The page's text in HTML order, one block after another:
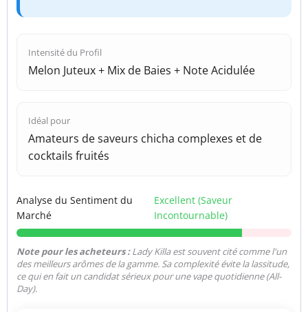
Intensité du Profil
Melon Juteux + Mix de Baies + Note Acidulée
Idéal pour
Amateurs de saveurs chicha complexes et de
cocktails fruités
Analyse du Sentiment du
Marché
Excellent (Saveur
Incontournable)
Note pour les acheteurs :Lady Killa est souvent cité comme l'un
des meilleurs arômes de la gamme. Sa complexité évite la lassitude,
ce qui en fait un candidat sérieux pour une vape quotidienne (All-
Day).